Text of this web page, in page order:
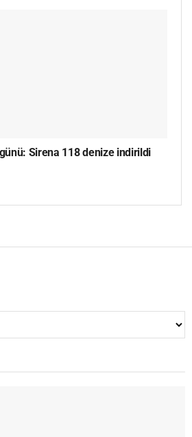
günü: Sirena 118 denize indirildi